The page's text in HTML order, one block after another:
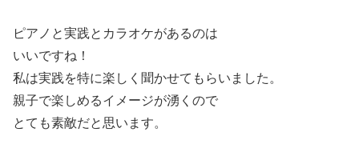
ピアノと実践とカラオケがあるのは
いいですね！
私は実践を特に楽しく聞かせてもらいました。
親子で楽しめるイメージが湧くので
とても素敵だと思います。